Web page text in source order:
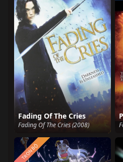
Fading Of The Cries
Fading Of The Cries (2008)
TRỌN BỘ